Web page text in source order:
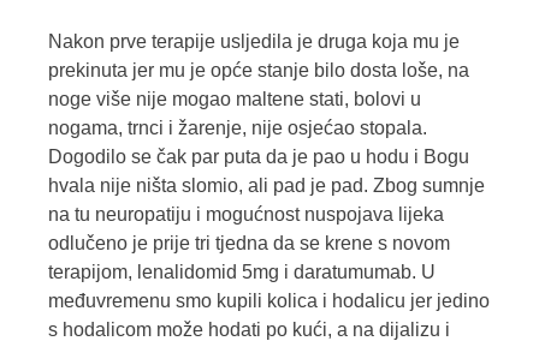
Nakon prve terapije usljedila je druga koja mu je
prekinuta jer mu je opće stanje bilo dosta loše, na
noge više nije mogao maltene stati, bolovi u
nogama, trnci i žarenje, nije osjećao stopala.
Dogodilo se čak par puta da je pao u hodu i Bogu
hvala nije ništa slomio, ali pad je pad. Zbog sumnje
na tu neuropatiju i mogućnost nuspojava lijeka
odlučeno je prije tri tjedna da se krene s novom
terapijom, lenalidomid 5mg i daratumumab. U
međuvremenu smo kupili kolica i hodalicu jer jedino
s hodalicom može hodati po kući, a na dijalizu i